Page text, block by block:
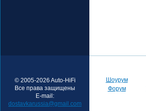
© 2005-2026 Auto-HiFi
Все права защищены
E-mail:
dostavkarussia@gmail.com
Шоурум
Форум